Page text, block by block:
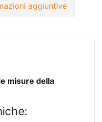
aggiuntive
misure della